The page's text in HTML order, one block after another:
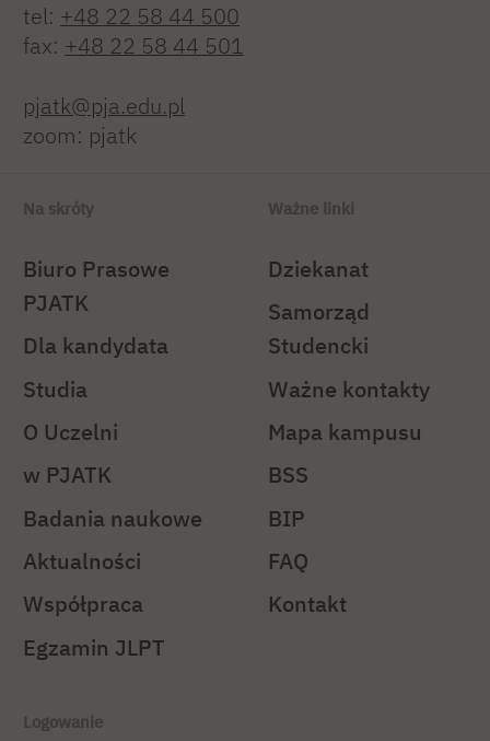
tel: +48 22 58 44 500
fax: +48 22 58 44 501
pjatk@pja.edu.pl
zoom: pjatk
Na skróty
Biuro Prasowe
PJATK
Dla kandydata
Studia
O Uczelni
w PJATK
Badania naukowe
Aktualności
Współpraca
Egzamin JLPT
Ważne linki
Dziekanat
Samorząd
Studencki
Ważne kontakty
Mapa kampusu
BSS
BIP
FAQ
Kontakt
Logowanie